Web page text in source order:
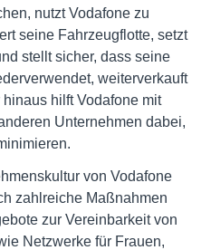
nutzt Vodafone zu
seine Fahrzeugflotte, setzt
stellt sicher, dass seine
weiterverkauft
hilft Vodafone mit
Unternehmen dabei,
von Vodafone
zahlreiche Maßnahmen
zur Vereinbarkeit von
Netzwerke für Frauen,